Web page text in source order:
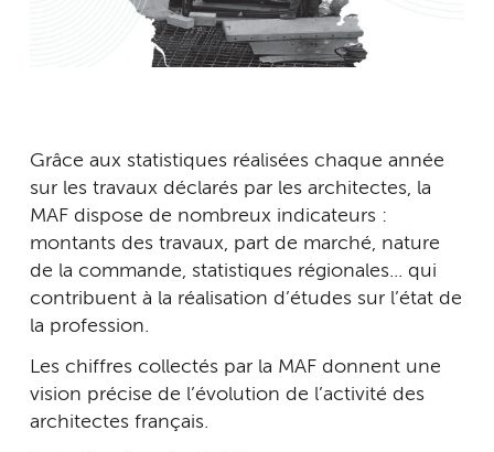
Grâce aux statistiques réalisées chaque année
sur les travaux déclarés par les architectes, la
MAF dispose de nombreux indicateurs :
montants des travaux, part de marché, nature
de la commande, statistiques régionales... qui
contribuent à la réalisation d’études sur l’état de
la profession.
Les chiffres collectés par la MAF donnent une
vision précise de l’évolution de l’activité des
architectes français.